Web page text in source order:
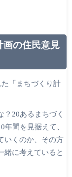
画の住民意見
「まちづくり計
20あるまちづく
間を見据えて、
いくのか、その方
緒に考えていると